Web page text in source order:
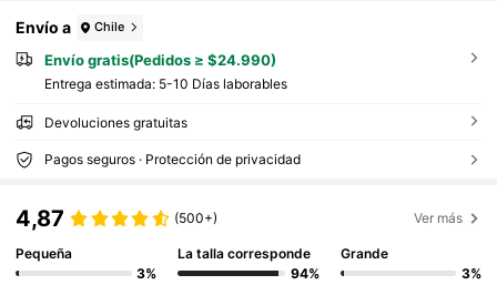
Envío a Chile
Envío gratis(Pedidos ≥ $24.990)
Entrega estimada: 5-10 Días laborables
Devoluciones gratuitas
Pagos seguros · Protección de privacidad
4,87 (500+) Ver más
Pequeña
3%
La talla corresponde
94%
Grande
3%